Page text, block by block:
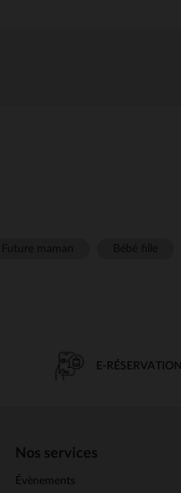
E-RÉSERVATION
Nos services
Évènements